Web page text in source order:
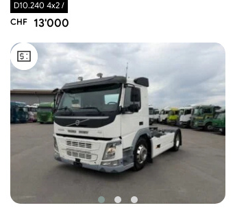
D10.240 4x2 /
CHF
13'000